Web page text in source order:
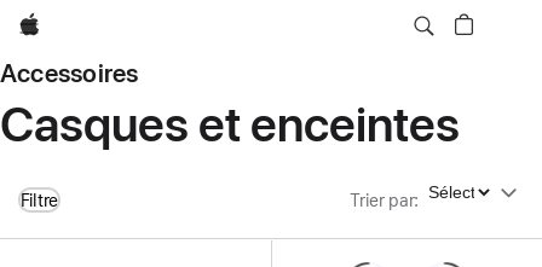
Apple
Accessoires
Casques et enceintes
Filtre Trier par: Trier par